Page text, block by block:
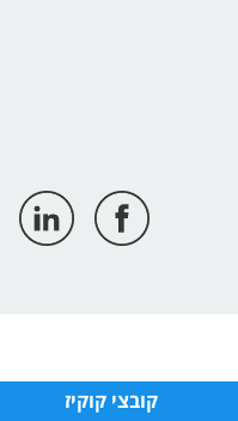
קובצי קוקיז